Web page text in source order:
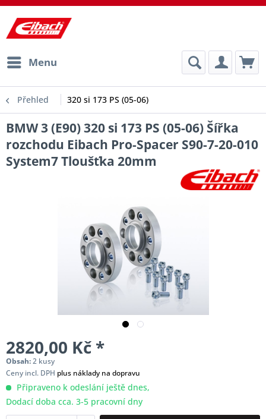
Menu
Přehled 320 si 173 PS (05-06)
BMW 3 (E90) 320 si 173 PS (05-06) Šířka
rozchodu Eibach Pro-Spacer S90-7-20-010
System7 Tloušťka 20mm
2820,00 Kč *
Obsah:2 kusy
Ceny incl. DPH plus náklady na dopravu
Připraveno k odeslání ještě dnes,
Dodací doba cca. 3-5 pracovní dny